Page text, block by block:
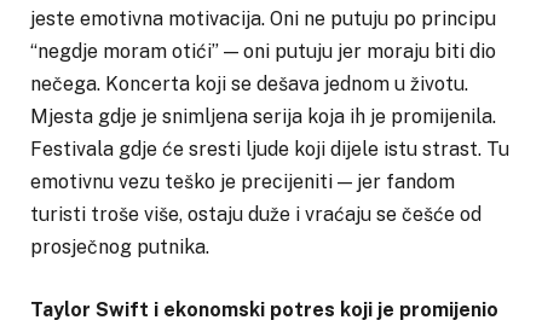
jeste emotivna motivacija. Oni ne putuju po principu
“negdje moram otići” — oni putuju jer moraju biti dio
nečega. Koncerta koji se dešava jednom u životu.
Mjesta gdje je snimljena serija koja ih je promijenila.
Festivala gdje će sresti ljude koji dijele istu strast. Tu
emotivnu vezu teško je precijeniti — jer fandom
turisti troše više, ostaju duže i vraćaju se češće od
prosječnog putnika.
Taylor Swift i ekonomski potres koji je promijenio